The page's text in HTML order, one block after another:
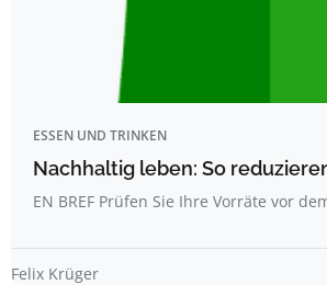
ESSEN UND TRINKEN
Nachhaltig leben: So
EN BREF Prüfen Sie Ihre Vorräte vor
Felix Krüger